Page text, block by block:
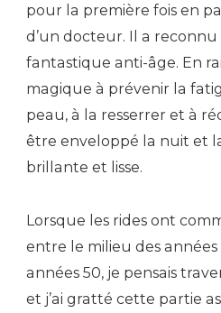
pour la première fois en
d’un docteur. Il a
fantastique anti-âge. En
magique à prévenir la
peau, à la resserrer et à
être enveloppé la nuit et
brillante et lisse.
Lorsque les rides ont
entre le milieu des
années 50, je pensais
et j’ai gratté cette partie